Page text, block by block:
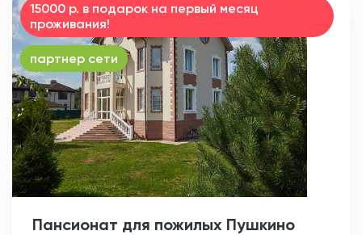
15000 р. в подарок на первый месяц
проживания!
партнер сети
Пансионат для пожилых Пушкино